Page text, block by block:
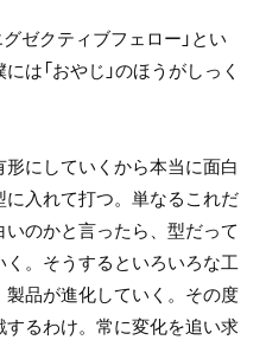
ゼクティブフェロー」とい
は「おやじ」のほうがしっく
にしていくから本当に面白
入れて打つ。単なるこれだ
のかと言ったら、型だって
。そうするといろいろな工
品が進化していく。その度
るわけ。常に変化を追い求